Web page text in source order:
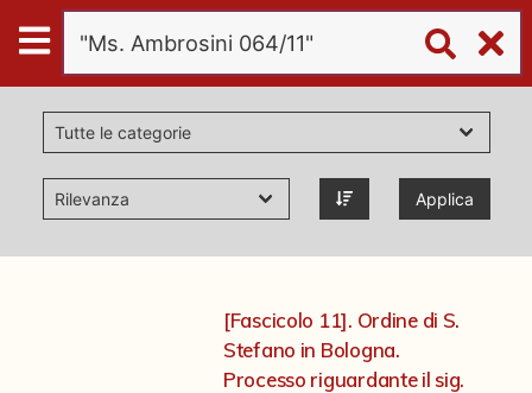
Digital
Humanities
Donazioni
Pubblicazioni Applica
[Fascicolo 11]. Ordine di S.
Stefano in Bologna.
Processo riguardante il sig.